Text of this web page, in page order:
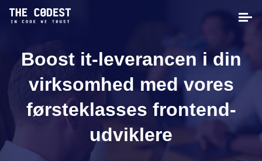
Boost it-leverancen i din
virksomhed med vores
førsteklasses frontend-
udviklere